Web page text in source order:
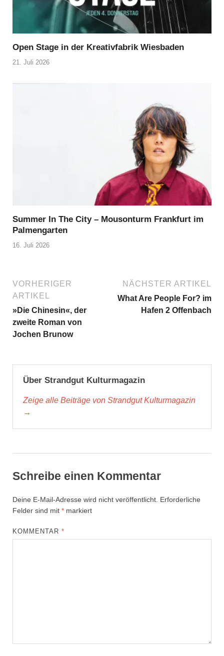
Open Stage in der Kreativfabrik Wiesbaden
21. Juli 2026
Summer In The City – Mousonturm Frankfurt im
Palmengarten
16. Juli 2026
VORHERIGER
ARTIKEL
»Die Chinesin«, der
zweite Roman von
Jochen Brunow
NÄCHSTER ARTIKEL
What Are People For? im
Hafen 2 Offenbach
Über Strandgut Kulturmagazin
Zeige alle Beiträge von Strandgut Kulturmagazin
→
Schreibe einen Kommentar
Deine E-Mail-Adresse wird nicht veröffentlicht. Erforderliche
Felder sind mit * markiert
KOMMENTAR*